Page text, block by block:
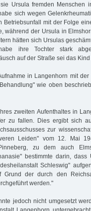
Ursula fremden Menschen
sich wegen
Betriebsunfall mit der Folge
während der Ursula in
hätten sich Ursulas
ihre Tochter stark
auf der Straße sei das
in Langenhorn mit
wie oben
zweiten Aufenthaltes in
zu fallen. Dies ergibt sich
zur
Leiden" vom 12. Mai
zu dem auch
bestimmte darin,
Schleswig"
der durch den
werden."
jedoch nicht umgesetzt